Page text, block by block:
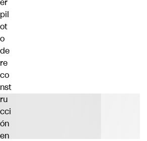
pil
ot
o
de
re
co
nst
ru
cci
ón
en